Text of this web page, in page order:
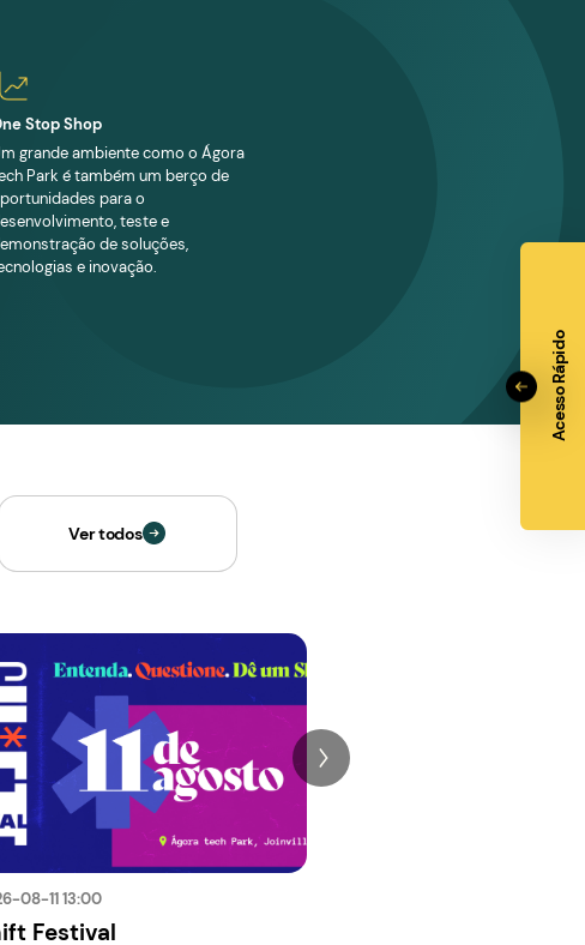
cultura
e inovação
um ambiente propício
converge em um único
empreendedorismo. Conexões que
vão desde novos empreendedores
e totalmente
são mais de 10 salas de
para eventos até
Hall aberto, mobiliado,
gastronômico,
monitorada,
por dia e
gratuito.
Um grande ambiente como o Ágora
Tech Park é também um berço de
oportunidades para o
desenvolvimento, teste e
demonstração de soluções,
tecnologias e inovação.